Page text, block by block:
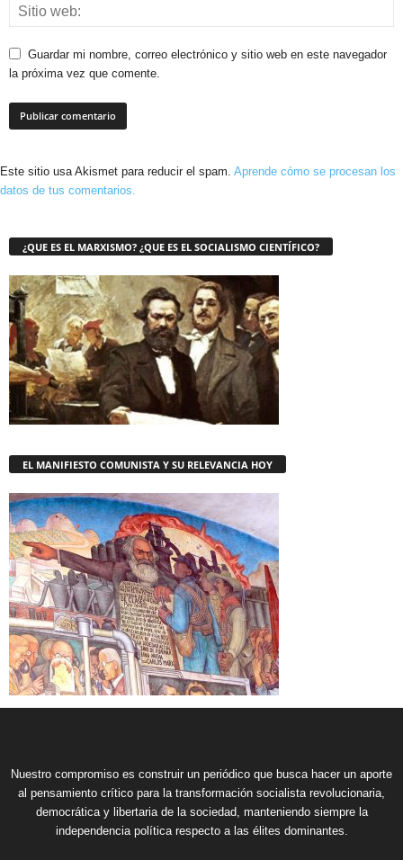
Guardar mi nombre, correo electrónico y sitio web en este navegador
la próxima vez que comente.
Este sitio usa Akismet para reducir el spam. Aprende cómo se procesan los
datos de tus comentarios.
¿QUE ES EL MARXISMO? ¿QUE ES EL SOCIALISMO CIENTÍFICO?
EL MANIFIESTO COMUNISTA Y SU RELEVANCIA HOY
Nuestro compromiso es construir un periódico que busca hacer un aporte
al pensamiento crítico para la transformación socialista revolucionaria,
democrática y libertaria de la sociedad, manteniendo siempre la
independencia política respecto a las élites dominantes.